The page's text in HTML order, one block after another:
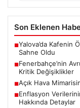
Son Eklenen
■Yalova’da Kafenin
Sahne Oldu
■Fenerbahçe’nin
Kritik Değişiklikler
■Açık Hava
■Enflasyon
Hakkında Detaylar